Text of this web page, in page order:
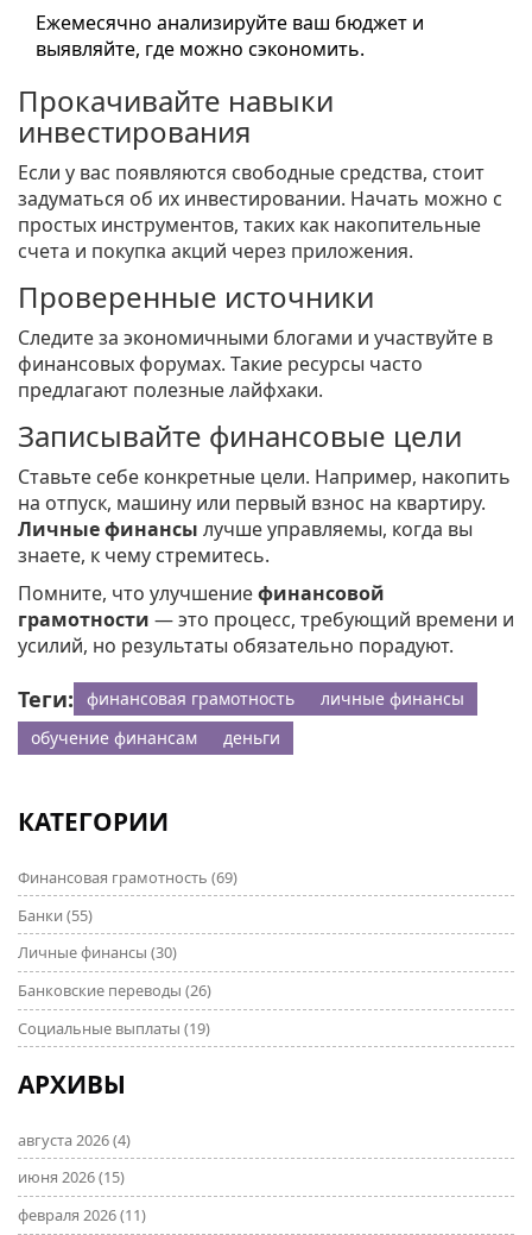
Ежемесячно анализируйте ваш бюджет и
выявляйте, где можно сэкономить.
Прокачивайте навыки
инвестирования
Если у вас появляются свободные средства, стоит
задуматься об их инвестировании. Начать можно с
простых инструментов, таких как накопительные
счета и покупка акций через приложения.
Проверенные источники
Следите за экономичными блогами и участвуйте в
финансовых форумах. Такие ресурсы часто
предлагают полезные лайфхаки.
Записывайте финансовые цели
Ставьте себе конкретные цели. Например, накопить
на отпуск, машину или первый взнос на квартиру.
Личные финансы лучше управляемы, когда вы
знаете, к чему стремитесь.
Помните, что улучшениефинансовой
грамотности — это процесс, требующий времени и
усилий, но результаты обязательно порадуют.
Теги: финансовая грамотность
личные финансы
обучение финансам
деньги
КАТЕГОРИИ
Финансовая грамотность (69)
Банки (55)
Личные финансы (30)
Банковские переводы (26)
Социальные выплаты (19)
АРХИВЫ
августа 2026(4)
июня 2026(15)
февраля 2026(11)